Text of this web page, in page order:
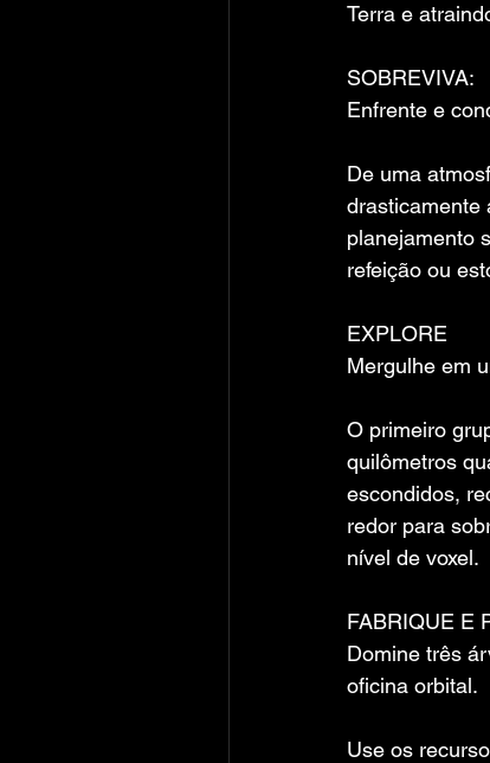
Terra e
SOBREVIVA:
Enfrente e
De uma
drasticamente
planejamento
refeição ou
EXPLORE
Mergulhe em
O primeiro
quilômetros
escondidos,
redor para
nível de voxel.
FABRIQUE E
Domine três
oficina orbital.
Use os